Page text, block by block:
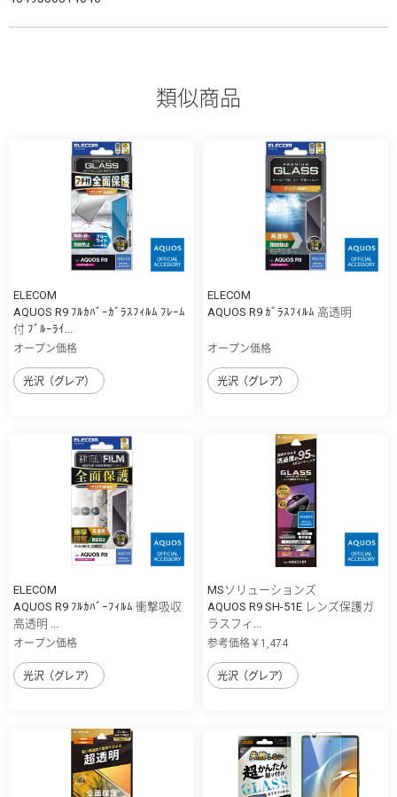
類似商品
ELECOM
AQUOS R9 ﾌﾙｶﾊﾞｰｶﾞﾗｽﾌｨﾙﾑ ﾌﾚｰﾑ
付 ﾌﾞﾙｰﾗｲ...
オープン価格
光沢（グレア）
ELECOM
AQUOS R9 ｶﾞﾗｽﾌｨﾙﾑ 高透明
オープン価格
光沢（グレア）
ELECOM
AQUOS R9 ﾌﾙｶﾊﾞｰﾌｨﾙﾑ 衝撃吸収
高透明 ...
オープン価格
光沢（グレア）
MSソリューションズ
AQUOS R9 SH-51E レンズ保護ガ
ラスフィ...
参考価格￥1,474
光沢（グレア）